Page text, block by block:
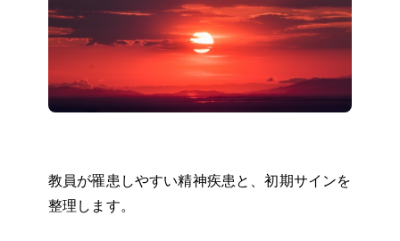
教員が罹患しやすい精神疾患と、初期サインを
整理します。